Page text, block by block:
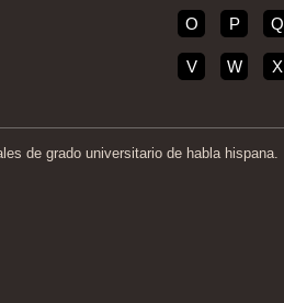
O P Q
V W X
de grado universitario de habla hispana.